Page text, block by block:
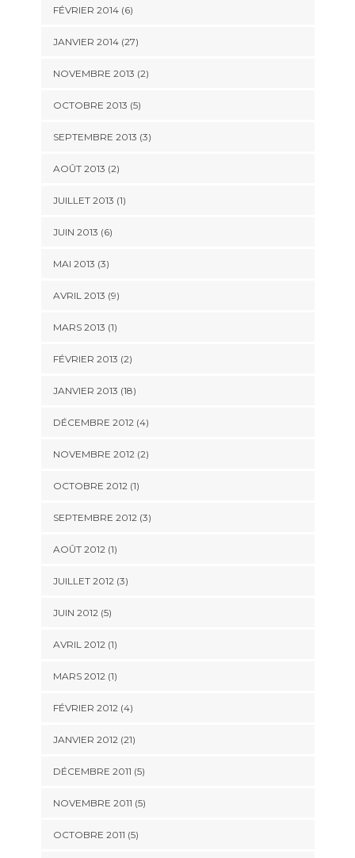
FÉVRIER 2014 (6)
JANVIER 2014 (27)
NOVEMBRE 2013 (2)
OCTOBRE 2013 (5)
SEPTEMBRE 2013 (3)
AOÛT 2013 (2)
JUILLET 2013 (1)
JUIN 2013 (6)
MAI 2013 (3)
AVRIL 2013 (9)
MARS 2013 (1)
FÉVRIER 2013 (2)
JANVIER 2013 (18)
DÉCEMBRE 2012 (4)
NOVEMBRE 2012 (2)
OCTOBRE 2012 (1)
SEPTEMBRE 2012 (3)
AOÛT 2012 (1)
JUILLET 2012 (3)
JUIN 2012 (5)
AVRIL 2012 (1)
MARS 2012 (1)
FÉVRIER 2012 (4)
JANVIER 2012 (21)
DÉCEMBRE 2011 (5)
NOVEMBRE 2011 (5)
OCTOBRE 2011 (5)